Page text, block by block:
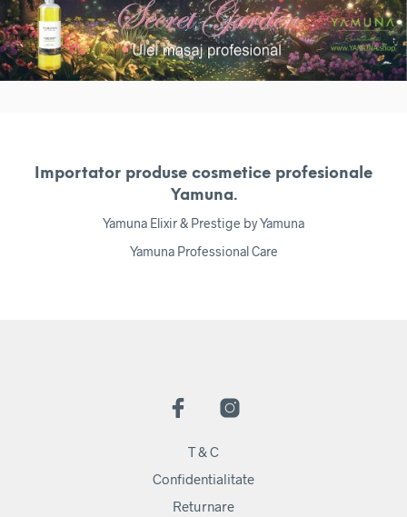
Importator produse cosmetice profesionale
Yamuna.
Yamuna Elixir & Prestige by Yamuna
Yamuna Professional Care
T & C
Confidentialitate
Returnare